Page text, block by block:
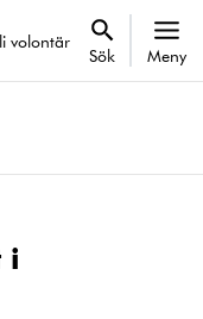
volontär
Sök Meny
i